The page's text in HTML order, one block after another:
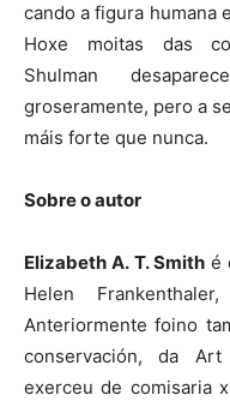
cando a figura humana
Hoxe moitas das
Shulman
groseramente, pero a
máis forte que nunca.
Sobre o autor
Elizabeth A. T. Smithé
Helen
Anteriormente foino
conservación, da
exerceu de comisaria